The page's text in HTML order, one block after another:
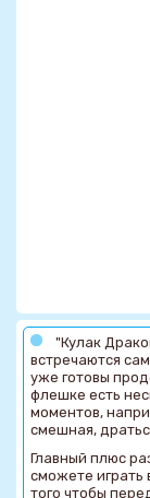
"Кулак
встречаются
уже готовы
флешке есть
моментов,
смешная,
Главный плюс
сможете играть
того чтобы